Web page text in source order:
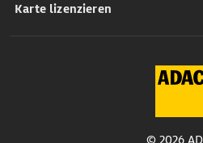
Karte lizenzieren
© 2026